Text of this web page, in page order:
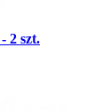
2 szt.